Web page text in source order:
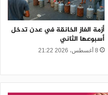
أزمة الغاز الخانقة في عدن تدخل
أسبوعها الثاني
8 أغسطس، 2026 21:22